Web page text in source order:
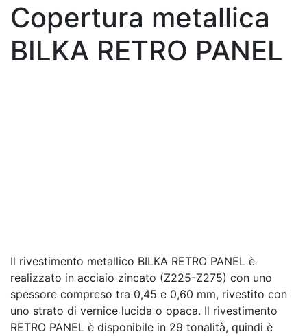
Copertura metallica
BILKA RETRO PANEL
Il rivestimento metallico BILKA RETRO PANEL è
realizzato in acciaio zincato (Z225-Z275) con uno
spessore compreso tra 0,45 e 0,60 mm, rivestito con
uno strato di vernice lucida o opaca. Il rivestimento
RETRO PANEL è disponibile in 29 tonalità, quindi è